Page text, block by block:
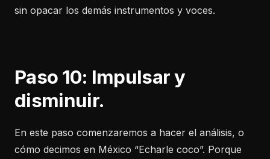
sin opacar los demás instrumentos y voces.
Paso 10: Impulsar y
disminuir.
En este paso comenzaremos a hacer el análisis, o
cómo decimos en México “Echarle coco”. Porque